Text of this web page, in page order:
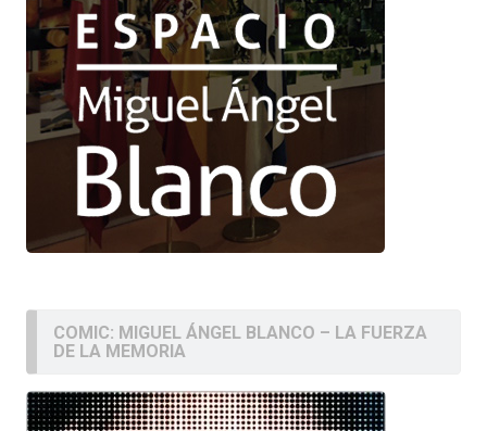
COMIC: MIGUEL ÁNGEL BLANCO – LA FUERZA
DE LA MEMORIA